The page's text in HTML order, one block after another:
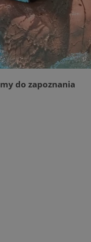
do zapoznania